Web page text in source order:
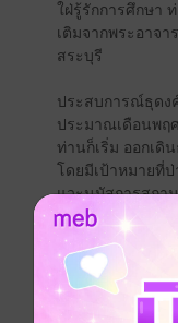
ใฝ่รู้รักการศึกษา
เติมจากพระอาจ
สระบุรี
ประสบการณ์ธุดง
ประมาณเดือนพฤ
ท่านก็เริ่ม ออกเดิ
โดยมีเป้าหมายที่
แวะนมัสการสถา
พระพุทธฉายและ
ท่านก็เดินธุดงค์ไ
จังหวัดกาญจนบุรี
หลวงปู่ดู่ ท่านเค